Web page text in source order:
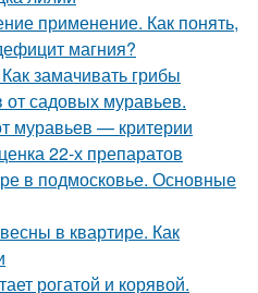
применение. Как понять,
магния?
замачивать грибы
садовых муравьев.
муравьев — критерии
22-х препаратов
в подмосковье. Основные
в квартире. Как
рогатой и корявой.